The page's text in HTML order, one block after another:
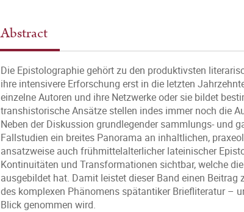
Abstract
Die Epistolographie gehört zu den produktivsten
ihre intensivere Erforschung erst in die letzten
einzelne Autoren und ihre Netzwerke oder sie bildet
transhistorische Ansätze stellen indes immer noch die
Neben der Diskussion grundlegender sammlungs- und
Fallstudien ein breites Panorama an inhaltlichen,
ansatzweise auch frühmittelalterlicher lateinischer
Kontinuitäten und Transformationen sichtbar, welche
ausgebildet hat. Damit leistet dieser Band einen
des komplexen Phänomens spätantiker Briefliteratur –
Blick genommen wird.